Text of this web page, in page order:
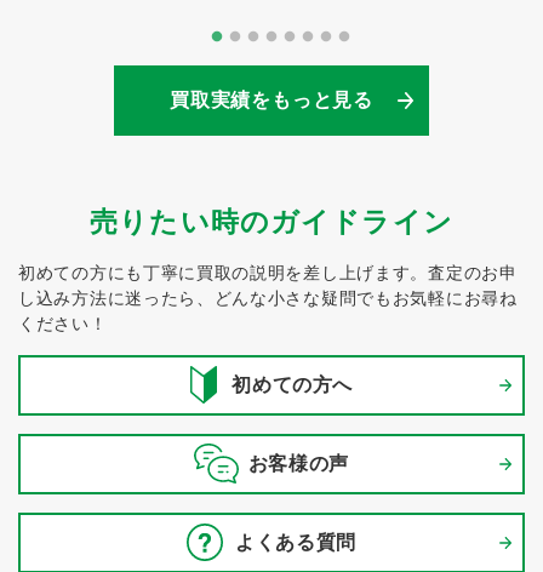
買取実績をもっと見る
売りたい時のガイドライン
初めての方にも丁寧に買取の説明を差し上げます。査定のお申
し込み方法に迷ったら、どんな小さな疑問でもお気軽にお尋ね
ください！
初めての方へ
お客様の声
よくある質問